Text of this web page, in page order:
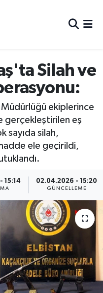
Silah ve
Müdürlüğü ekiplerince
gerçekleştirilen eş
sayıda silah,
ele geçirildi,
15:14 02.04.2026 - 15:20
GÜNCELLEME
ve Fikstür